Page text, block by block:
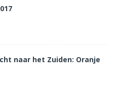
naar het Zuiden: Oranje